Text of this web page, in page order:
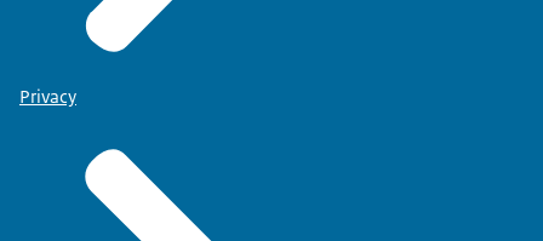
Privacy